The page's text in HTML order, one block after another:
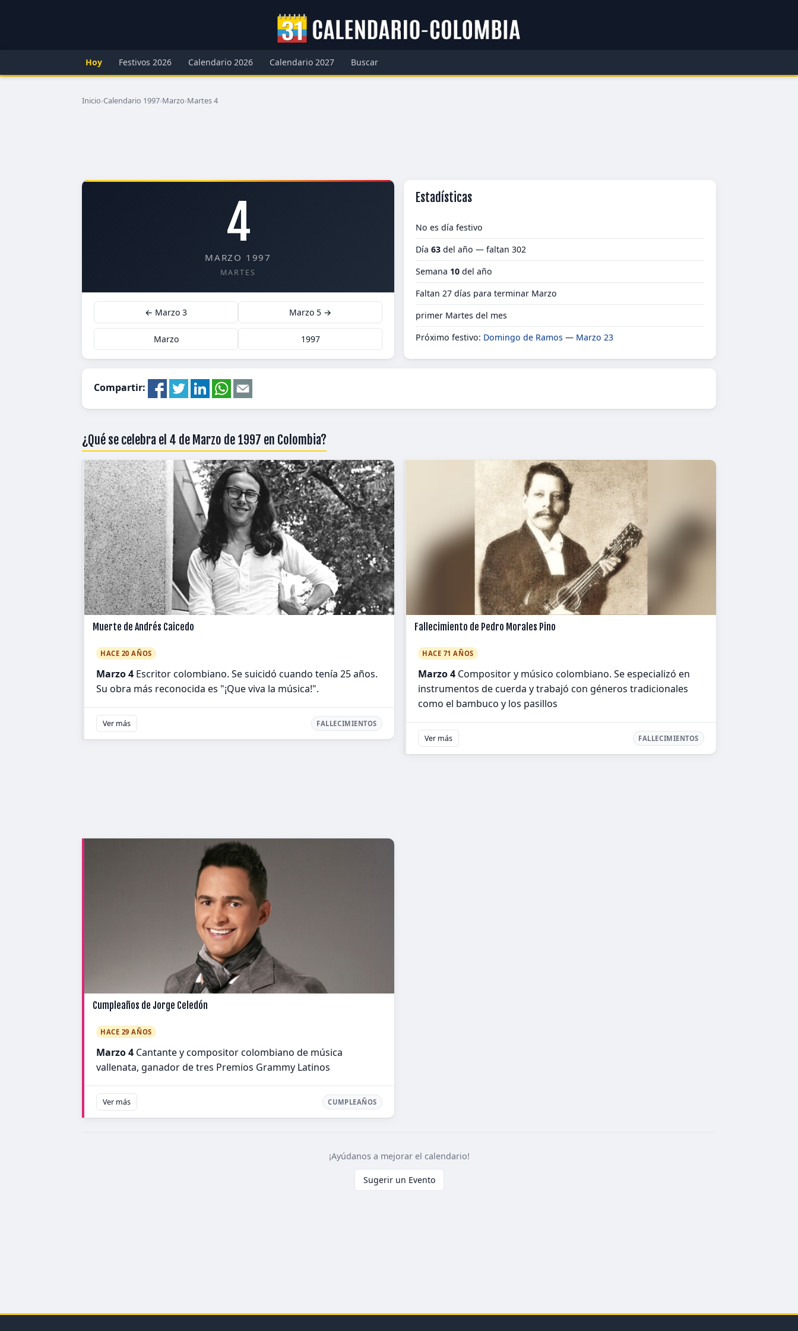
Hoy Festivos 2026 Calendario 2026 Calendario 2027 Buscar
Inicio›Calendario 1997›Marzo›Martes 4
4
MARZO 1997
MARTES
← Marzo 3 Marzo 5 →
Marzo 1997
Estadísticas
No es día festivo
Día 63 del año — faltan 302
Semana 10 del año
Faltan 27 días para terminar Marzo
primer Martes del mes
Próximo festivo: Domingo de Ramos — Marzo 23
Compartir:
¿Qué se celebra el 4 de Marzo de 1997 en Colombia?
Muerte de Andrés Caicedo
HACE 20 AÑOS
Marzo 4 Escritor colombiano. Se suicidó cuando tenía 25 años.
Su obra más reconocida es "¡Que viva la música!".
Ver más FALLECIMIENTOS
Fallecimiento de Pedro Morales Pino
HACE 71 AÑOS
Marzo 4 Compositor y músico colombiano. Se especializó en
instrumentos de cuerda y trabajó con géneros tradicionales
como el bambuco y los pasillos
Ver más FALLECIMIENTOS
Cumpleaños de Jorge Celedón
HACE 29 AÑOS
Marzo 4 Cantante y compositor colombiano de música
vallenata, ganador de tres Premios Grammy Latinos
Ver más CUMPLEAÑOS
¡Ayúdanos a mejorar el calendario!
Sugerir un Evento